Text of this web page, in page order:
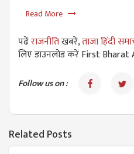
Read More
पढेंराजनीतिखबरें,ताजा हिंदी
लिए डाउनलोड करें First Bharat
Follow us on :
Related Posts